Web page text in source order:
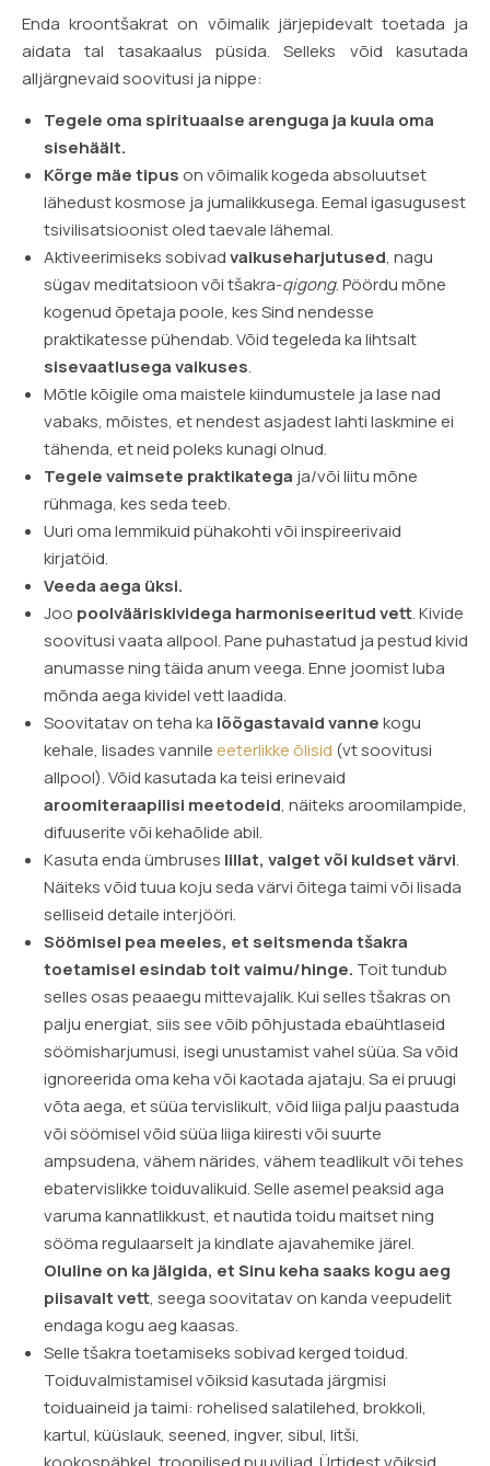
Enda kroontšakrat on võimalik järjepidevalt toetada ja
aidata tal tasakaalus püsida. Selleks võid kasutada
alljärgnevaid soovitusi ja nippe:
Tegele oma spirituaalse arenguga ja kuula oma
sisehäält.
Kõrge mäe tipus on võimalik kogeda absoluutset
lähedust kosmose ja jumalikkusega. Eemal igasugusest
tsivilisatsioonist oled taevale lähemal.
Aktiveerimiseks sobivadvaikuseharjutused, nagu
sügav meditatsioon või tšakra-qigong. Pöördu mõne
kogenud õpetaja poole, kes Sind nendesse
praktikatesse pühendab. Võid tegeleda ka lihtsalt
sisevaatlusega vaikuses.
Mõtle kõigile oma maistele kiindumustele ja lase nad
vabaks, mõistes, et nendest asjadest lahti laskmine ei
tähenda, et neid poleks kunagi olnud.
Tegele vaimsete praktikatega ja/või liitu mõne
rühmaga, kes seda teeb.
Uuri oma lemmikuid pühakohti või inspireerivaid
kirjatöid.
Veeda aega üksi.
Joo poolvääriskividega harmoniseeritud vett. Kivide
soovitusi vaata allpool. Pane puhastatud ja pestud kivid
anumasse ning täida anum veega. Enne joomist luba
mõnda aega kividel vett laadida.
Soovitatav on teha ka lõõgastavaid vannekogu
kehale, lisades vannile eeterlikke õlisid (vt soovitusi
allpool). Võid kasutada ka teisi erinevaid
aroomiteraapilisi meetodeid, näiteks aroomilampide,
difuuserite või kehaõlide abil.
Kasuta enda ümbruses lillat, valget või kuldset värvi.
Näiteks võid tuua koju seda värvi õitega taimi või lisada
selliseid detaile interjööri.
Söömisel pea meeles, et seitsmenda tšakra
toetamisel esindab toit vaimu/hinge. Toit tundub
selles osas peaaegu mittevajalik. Kui selles tšakras on
palju energiat, siis see võib põhjustada ebaühtlaseid
söömisharjumusi, isegi unustamist vahel süüa. Sa võid
ignoreerida oma keha või kaotada ajataju. Sa ei pruugi
võta aega, et süüa tervislikult, võid liiga palju paastuda
või söömisel võid süüa liiga kiiresti või suurte
ampsudena, vähem närides, vähem teadlikult või tehes
ebatervislikke toiduvalikuid. Selle asemel peaksid aga
varuma kannatlikkust, et nautida toidu maitset ning
sööma regulaarselt ja kindlate ajavahemike järel.
Oluline on ka jälgida, et Sinu keha saaks kogu aeg
piisavalt vett, seega soovitatav on kanda veepudelit
endaga kogu aeg kaasas.
Selle tšakra toetamiseks sobivad kerged toidud.
Toiduvalmistamisel võiksid kasutada järgmisi
toiduaineid ja taimi: rohelised salatilehed, brokkoli,
kartul, küüslauk, seened, ingver, sibul, litši,